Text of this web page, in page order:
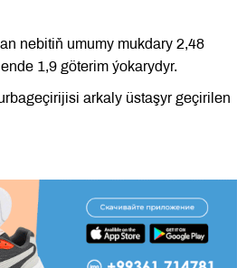
nebitiň umumy mukdary 2,48
1,9 göterim ýokarydyr.
arkaly üstaşyr geçirilen